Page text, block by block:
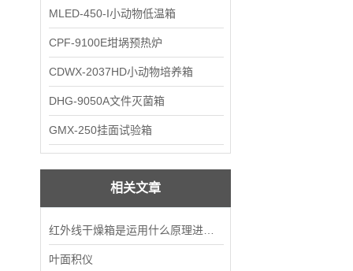
MLED-450-I小动物低温箱
CPF-9100E坩埚预热炉
CDWX-2037HD小动物培养箱
DHG-9050A文件灭菌箱
GMX-250挂面试验箱
相关文章
叶面积仪